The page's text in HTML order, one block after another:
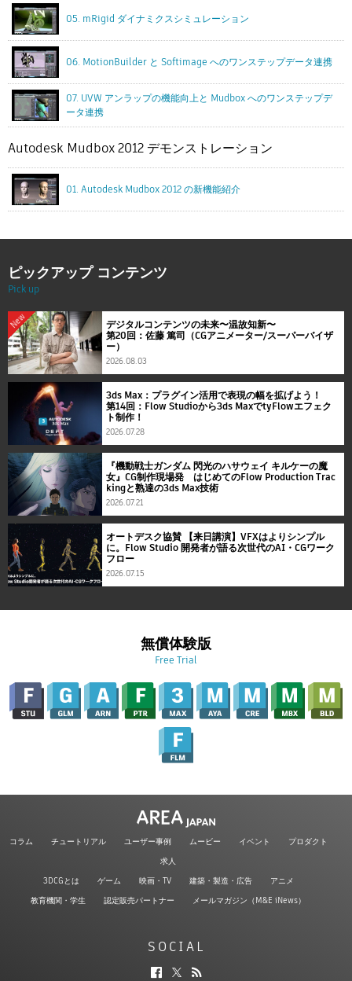
05. mRigid ダイナミクスシミュレーション
06. MotionBuilder と Softimage へのワンステップデータ連携
07. UVW アンラップの機能向上と Mudbox へのワンステップデ
ータ連携
Autodesk Mudbox 2012 デモンストレーション
01. Autodesk Mudbox 2012 の新機能紹介
ピックアップ コンテンツ
Pick up
New
デジタルコンテンツの未来〜温故知新〜
第20回：佐藤 篤司（CGアニメーター/スーパーバイザ
ー）
2026.08.03
3ds Max：プラグイン活用で表現の幅を拡げよう！
第14回：Flow Studioから3ds MaxでtyFlowエフェク
ト制作！
2026.07.28
『機動戦士ガンダム 閃光のハサウェイ キルケーの魔
女』CG制作現場発 はじめてのFlow Production Trac
kingと熟達の3ds Max技術
2026.07.21
オートデスク協賛 【来日講演】VFXはよりシンプル
に。Flow Studio 開発者が語る次世代のAI・CGワーク
フロー
2026.07.15
無償体験版
Free Trial
コラム チュートリアル ユーザー事例 ムービー イベント
プロダクト
求人
3DCGとは
ゲーム 映画・TV 建築・製造・広告
アニメ
教育機関・学生
認定販売パートナー メールマガジン（M&E iNews）
SOCIAL